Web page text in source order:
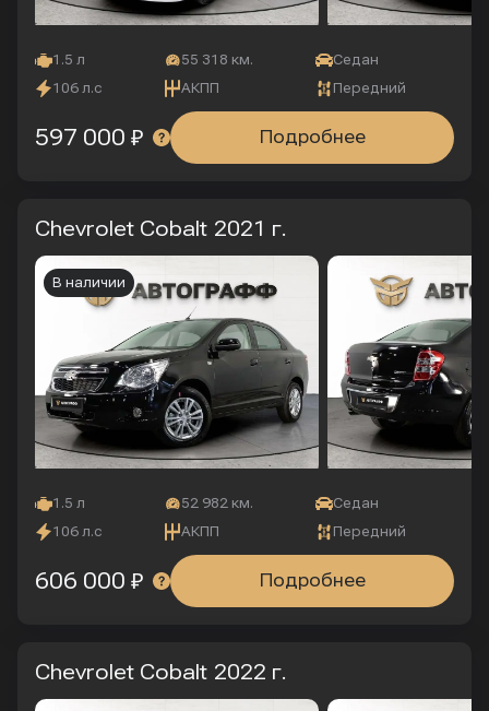
1.5 л 55 318 км.
Седан
106 л.с
АКПП Передний
Подробнее
597 000 ₽
Chevrolet Cobalt 2021 г.
1.5 л 52 982 км.
Седан
106 л.с
АКПП Передний
В наличии
Подробнее
606 000 ₽
Chevrolet Cobalt 2022 г.